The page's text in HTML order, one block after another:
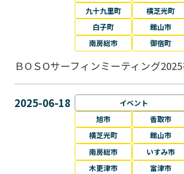
九十九里町
横芝光町
白子町
館山市
南房総市
御宿町
ＢОＳОサーフィンミーティング2025
2025-06-18 イベント
旭市
香取市
横芝光町
館山市
南房総市
いすみ市
木更津市
富津市